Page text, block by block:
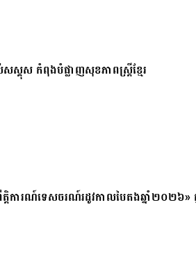
គុស កំពុងបំផ្លាញសុខភាពស្ត្រីខ្មែរ
ារណ៍ទេសចរណ៍រដូវកាលបៃតងឆ្នាំ២០២៦» ក្នុ